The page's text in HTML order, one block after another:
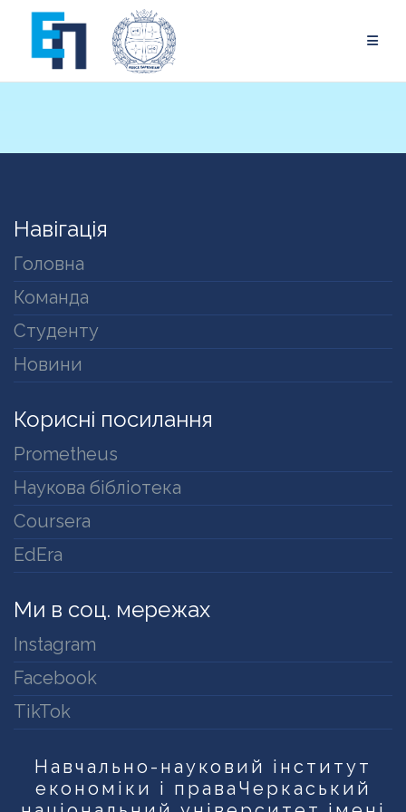
content
Навігація
Головна
Команда
Студенту
Новини
Корисні посилання
Prometheus
Наукова бібліотека
Coursera
EdEra
Ми в соц. мережах
Instagram
Facebook
TikTok
Навчально-науковий інститут
економіки і права Черкаський